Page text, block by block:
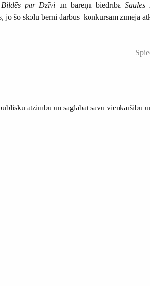
Bildēs par Dzīvi un bāreņu biedrībaSaules
jo šo skolu bērni darbus konkursam zīmēja
atzinību un saglabāt savu vienkāršibu